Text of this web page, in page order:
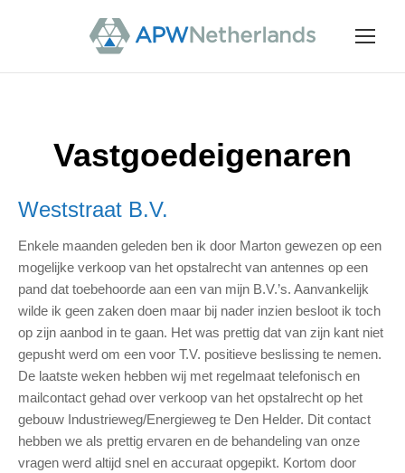
Vastgoedeigenaren
Weststraat B.V.
Enkele maanden geleden ben ik door Marton gewezen op een
mogelijke verkoop van het opstalrecht van antennes op een
pand dat toebehoorde aan een van mijn B.V.’s. Aanvankelijk
wilde ik geen zaken doen maar bij nader inzien besloot ik toch
op zijn aanbod in te gaan. Het was prettig dat van zijn kant niet
gepusht werd om een voor T.V. positieve beslissing te nemen.
De laatste weken hebben wij met regelmaat telefonisch en
mailcontact gehad over verkoop van het opstalrecht op het
gebouw Industrieweg/Energieweg te Den Helder. Dit contact
hebben we als prettig ervaren en de behandeling van onze
vragen werd altijd snel en accuraat opgepikt. Kortom door